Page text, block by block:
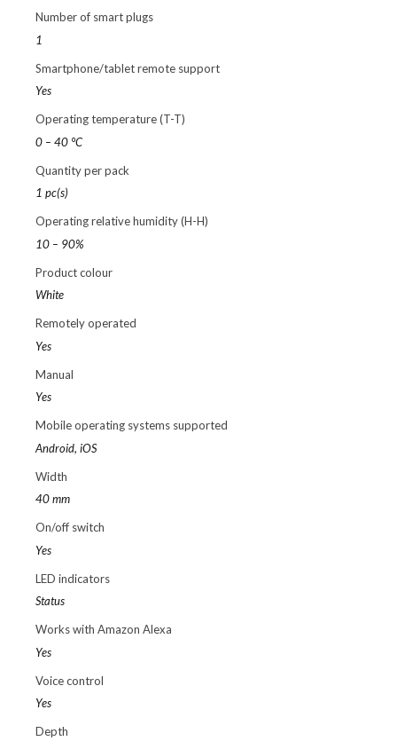
Number of smart plugs
1
Smartphone/tablet remote support
Yes
Operating temperature (T-T)
0 – 40 °C
Quantity per pack
1 pc(s)
Operating relative humidity (H-H)
10 – 90%
Product colour
White
Remotely operated
Yes
Manual
Yes
Mobile operating systems supported
Android, iOS
Width
40 mm
On/off switch
Yes
LED indicators
Status
Works with Amazon Alexa
Yes
Voice control
Yes
Depth